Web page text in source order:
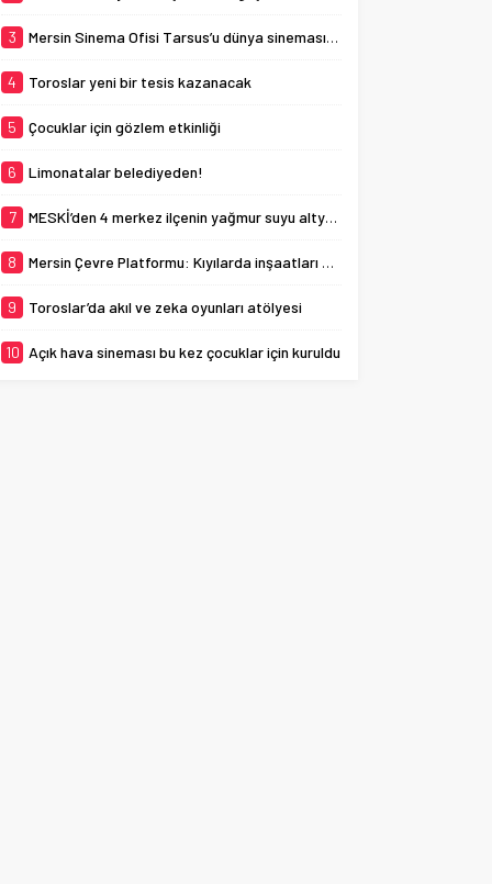
denetlenmesi çağrısında
3 Mersin Sinema Ofisi Tarsus’u dünya sinemasına açıyor
4 Toroslar yeni bir tesis kazanacak
5 Çocuklar için gözlem etkinliği
6 Limonatalar belediyeden!
7 MESKİ’den 4 merkez ilçenin yağmur suyu altyapısına güçlü yatırım
8 Mersin Çevre Platformu: Kıyılarda inşaatları durdurdun
9 Toroslar’da akıl ve zeka oyunları atölyesi
10 Açık hava sineması bu kez çocuklar için kuruldu